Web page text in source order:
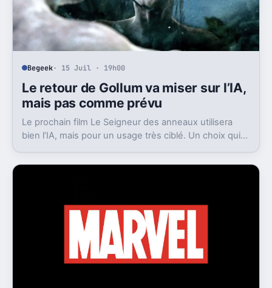
Begeek· 15 Juil · 19h00
Le retour de Gollum va miser sur l’IA,
mais pas comme prévu
Le prochain film Le Seigneur des anneaux utilisera
bien l’IA, mais pour un usage très ciblé. Un choix qui